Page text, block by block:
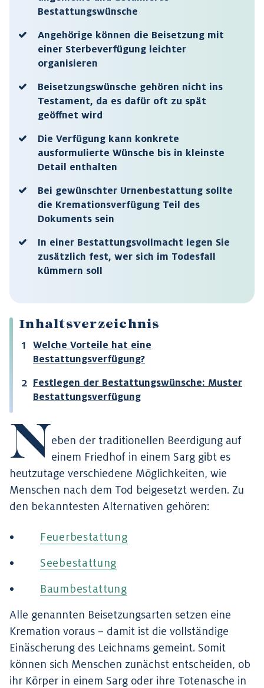
Bestattungswünsche
Angehörige können die Beisetzung mit
einer Sterbeverfügung leichter
organisieren
Beisetzungswünsche gehören nicht ins
Testament, da es dafür oft zu spät
geöffnet wird
Die Verfügung kann konkrete
ausformulierte Wünsche bis in kleinste
Detail enthalten
Bei gewünschter Urnenbestattung sollte
die Kremationsverfügung Teil des
Dokuments sein
In einer Bestattungsvollmacht legen Sie
zusätzlich fest, wer sich im Todesfall
kümmern soll
Inhaltsverzeichnis
Welche Vorteile hat eine
Bestattungsverfügung?
Festlegen der Bestattungswünsche: Muster
Bestattungsverfügung
N eben der traditionellen Beerdigung auf
einem Friedhof in einem Sarg gibt es
heutzutage verschiedene Möglichkeiten, wie
Menschen nach dem Tod beigesetzt werden. Zu
den bekanntesten Alternativen gehören:
Feuerbestattung
Seebestattung
Baumbestattung
Alle genannten Beisetzungsarten setzen eine
Kremation voraus – damit ist die vollständige
Einäscherung des Leichnams gemeint. Somit
können sich Menschen zunächst entscheiden, ob
ihr Körper in einem Sarg oder ihre Totenasche in